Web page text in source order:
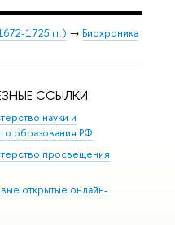
1725 гг.) → Биохроника
ССЫЛКИ
науки и
образования РФ
просвещения
открытые онлайн-